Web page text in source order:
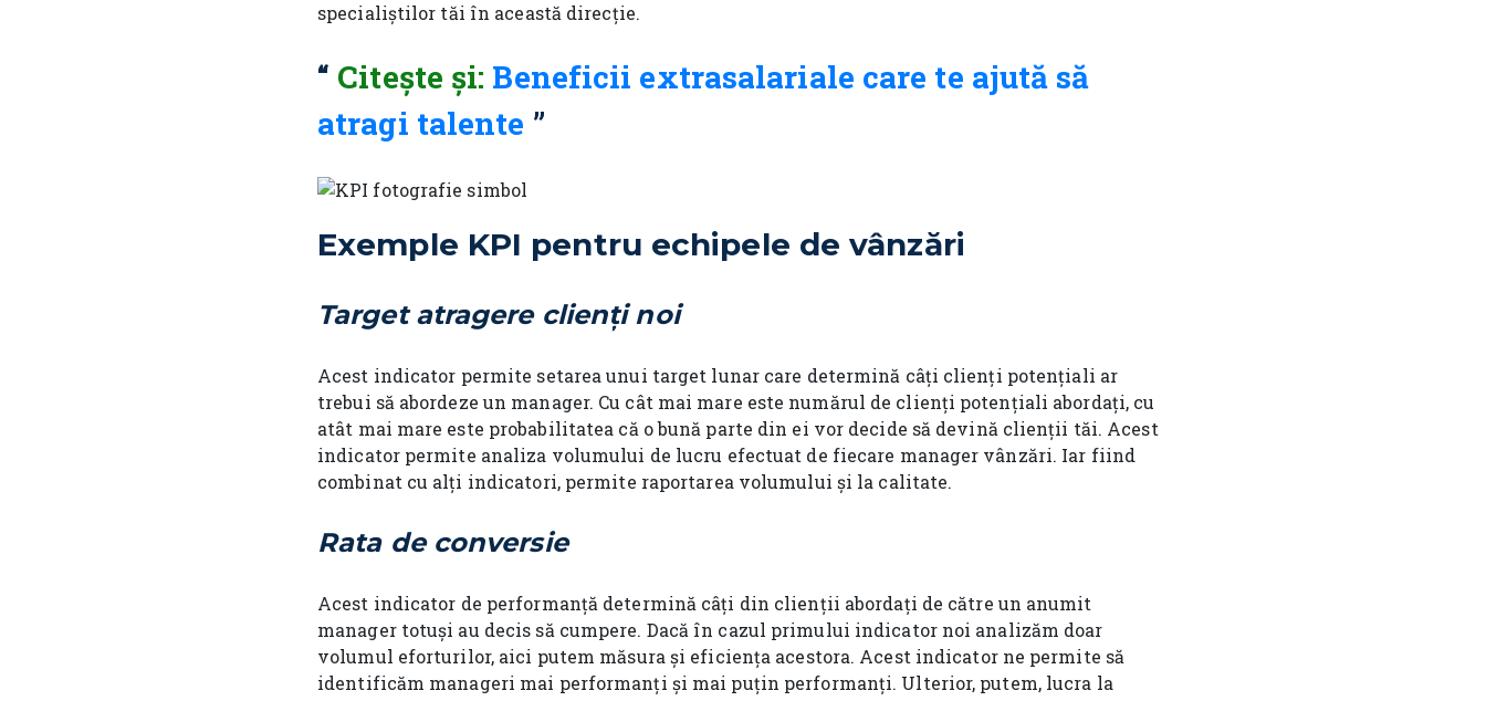
specialiștilor tăi în această direcție.
Citește și: Beneficii extrasalariale care te ajută să
atragi talente
Exemple KPI pentru echipele de vânzări
Target atragere clienți noi
Acest indicator permite setarea unui target lunar care determină câți clienți potențiali ar
trebui să abordeze un manager. Cu cât mai mare este numărul de clienți potențiali abordați, cu
atât mai mare este probabilitatea că o bună parte din ei vor decide să devină clienții tăi. Acest
indicator permite analiza volumului de lucru efectuat de fiecare manager vânzări. Iar fiind
combinat cu alți indicatori, permite raportarea volumului și la calitate.
Rata de conversie
Acest indicator de performanță determină câți din clienții abordați de către un anumit
manager totuși au decis să cumpere. Dacă în cazul primului indicator noi analizăm doar
volumul eforturilor, aici putem măsura și eficiența acestora. Acest indicator ne permite să
identificăm manageri mai performanți și mai puțin performanți. Ulterior, putem, lucra la